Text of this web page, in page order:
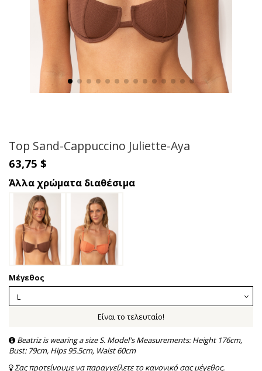
Top Sand-Cappuccino Juliette-Aya
63,75 $
Άλλα χρώματα διαθέσιμα
Μέγεθος
Είναι το τελευταίο!
Beatriz is wearing a size S. Model's Measurements: Height 176cm,
Bust: 79cm, Hips 95.5cm, Waist 60cm
Σας προτείνουμε να παραγγείλετε το κανονικό σας μέγεθος.